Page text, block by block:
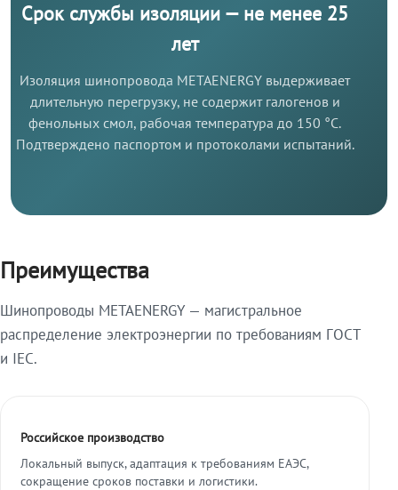
Срок службы изоляции — не менее 25
лет
Изоляция шинопровода METAENERGY выдерживает
длительную перегрузку, не содержит галогенов и
фенольных смол, рабочая температура до 150 °C.
Подтверждено паспортом и протоколами испытаний.
Преимущества
Шинопроводы METAENERGY — магистральное
распределение электроэнергии по требованиям ГОСТ
и IEC.
Российское производство
Локальный выпуск, адаптация к требованиям ЕАЭС,
сокращение сроков поставки и логистики.